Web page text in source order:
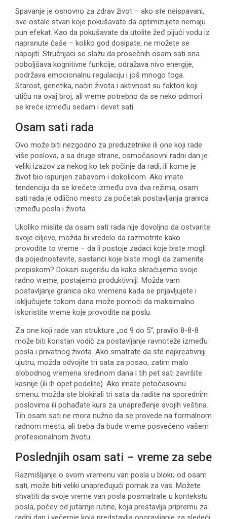
Spavanje je osnovno za zdrav život – ako ste neispavani,
sve ostale stvari koje pokušavate da optimizujete nemaju
pun efekat. Kao da pokušavate da utolite žeđ pijući vodu iz
naprsnute čaše – koliko god dosipate, ne možete se
napojiti. Stručnjaci se slažu da prosečnih osam sati sna
poboljšava kognitivne funkcije, odražava nivo energije,
podržava emocionalnu regulaciju i još mnogo toga.
Starost, genetika, način života i aktivnost su faktori koji
utiču na ovaj broj, ali vreme potrebno da se neko odmori
se kreće između sedam i devet sati.
Osam sati rada
Ovo može biti nezgodno za preduzetnike ili one koji rade
više poslova, a sa druge strane, osmočasovni radni dan je
veliki izazov za nekog ko tek počinje da radi, ili kome je
život bio ispunjen zabavom i dokolicom. Ako imate
tendenciju da se krećete između ova dva režima, osam
sati rada je odlično mesto za početak postavljanja granica
između posla i života.
Ukoliko mislite da osam sati rada nije dovoljno da ostvarite
svoje ciljeve, možda bi vredelo da razmotrite kako
provodite to vreme – da li postoje zadaci koje biste mogli
da pojednostavite, sastanci koje biste mogli da zamenite
prepiskom? Dokazi sugerišu da kako skraćujemo svoje
radno vreme, postajemo produktivniji. Možda vam
postavljanje granica oko vremena kada se prijavljujete i
isključujete tokom dana može pomoći da maksimalno
iskoristite vreme koje provodite na poslu.
Za one koji rade van strukture „od 9 do 5“, pravilo 8-8-8
može biti koristan vodič za postavljanje ravnoteže između
posla i privatnog života. Ako smatrate da ste najkreativniji
ujutru, možda odvojite tri sata za posao, zatim malo
slobodnog vremena sredinom dana i tih pet sati završite
kasnije (ili ih opet podelite). Ako imate petočasovnu
smenu, možda ste blokirali tri sata da radite na sporednim
poslovima ili pohađate kurs za unapređenje svojih veština.
Tih osam sati ne mora nužno da se provede na formalnom
radnom mestu, ali treba da bude vreme posvećeno vašem
profesionalnom životu.
Poslednjih osam sati – vreme za sebe
Razmišljanje o svom vremenu van posla u bloku od osam
sati, može biti veliki unapređujući pomak za vas. Možete
shvatiti da svoje vreme van posla posmatrate u kontekstu
posla, počev od jutarnje rutine, koja prestavlja pripremu za